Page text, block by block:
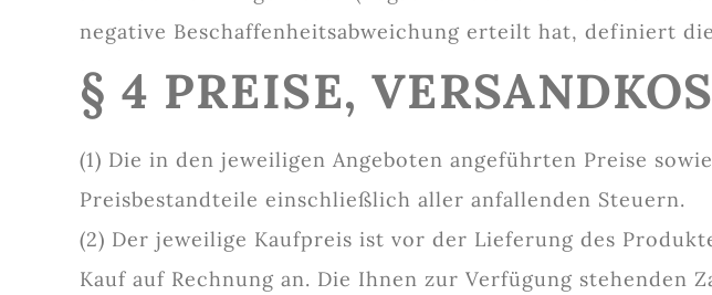
negative Beschaffenheitsabweichung erteilt hat, definiert
§ 4 PREISE,
(1) Die in den jeweiligen Angeboten angeführten Preise
Preisbestandteile einschließlich aller anfallenden Steuern.
(2) Der jeweilige Kaufpreis ist vor der Lieferung des
Kauf auf Rechnung an. Die Ihnen zur Verfügung